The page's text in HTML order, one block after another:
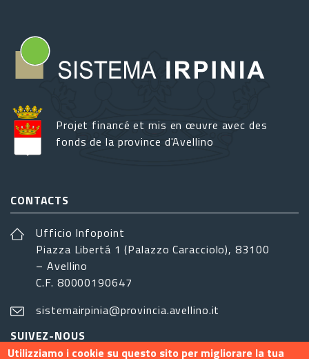
Projet financé et mis en œuvre avec des
fonds de la province d'Avellino
CONTACTS
Ufficio Infopoint
Piazza Libertá 1 (Palazzo Caracciolo), 83100
– Avellino
C.F. 80000190647
sistemairpinia@provincia.avellino.it
SUIVEZ-NOUS
Utilizziamo i cookie su questo sito per migliorare la tua